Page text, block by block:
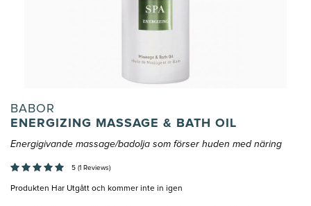
BABOR
ENERGIZING MASSAGE & BATH OIL
Energigivande massage/badolja som förser huden med näring
5 (1 Reviews)
Produkten Har Utgått och kommer inte in igen